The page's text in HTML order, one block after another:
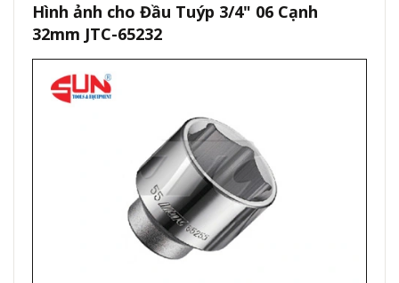
Hình ảnh cho Đầu Tuýp 3/4" 06 Cạnh
32mm JTC-65232